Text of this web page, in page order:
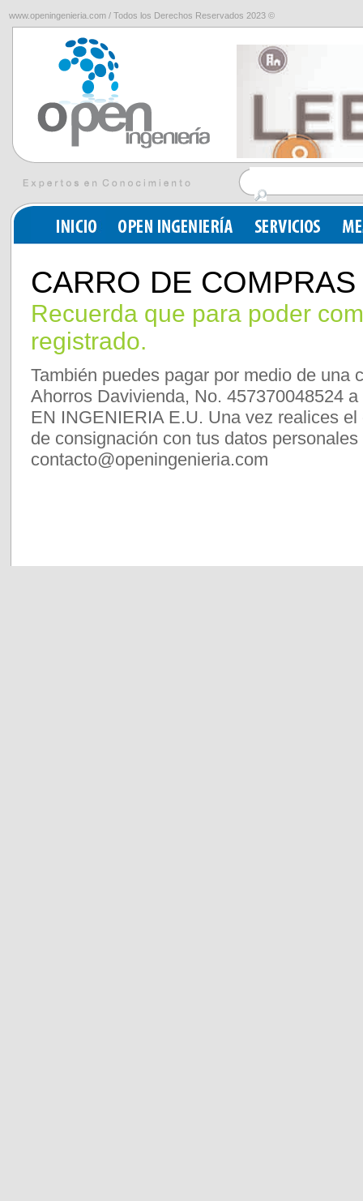
www.openingenieria.com / Todos los Derechos Reservados 2023 ©
CARRO DE COMPRAS
Recuerda que para poder
registrado.
También puedes pagar por medio de una
Ahorros Davivienda, No. 457370048524
EN INGENIERIA E.U. Una vez realices
de consignación con tus datos
contacto@openingenieria.com